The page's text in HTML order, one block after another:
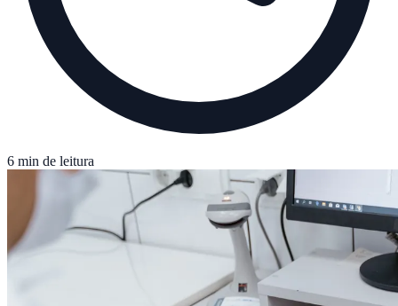
6 min de leitura